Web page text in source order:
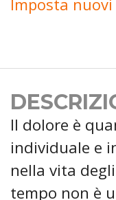
Il dolore è
individuale e
nella vita
tempo non è